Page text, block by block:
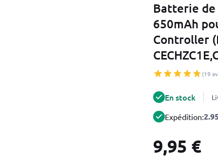
Batterie de
650mAh
Controller
(19
En stock
Expédition:
9,95 €